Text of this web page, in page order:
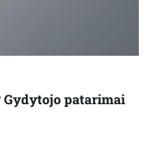
patarimai